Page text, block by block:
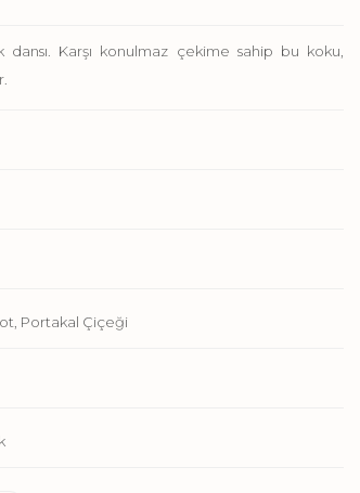
Karşı konulmaz çekime sahip bu koku,
Portakal Çiçeği